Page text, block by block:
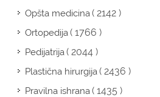
Opšta medicina( 2142 )
Ortopedija( 1766 )
Pedijatrija( 2044 )
Plastična hirurgija( 2436 )
Pravilna ishrana( 1435 )